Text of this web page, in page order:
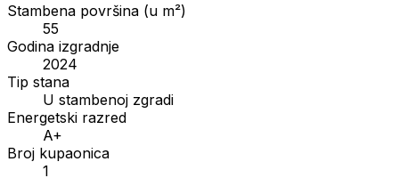
Stambena površina (u m²)
55
Godina izgradnje
2024
Tip stana
U stambenoj zgradi
Energetski razred
A+
Broj kupaonica
1